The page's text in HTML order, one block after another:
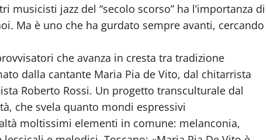
musicisti jazz del “secolo scorso” ha l’importanza di
Ma è uno che ha gurdato sempre avanti, cercando
che avanza in cresta tra tradizione
dalla cantante Maria Pia de Vito, dal chitarrista
Roberto Rossi. Un progetto transculturale dal
che svela quanto mondi espressivi
moltissimi elementi in comune: melanconia,